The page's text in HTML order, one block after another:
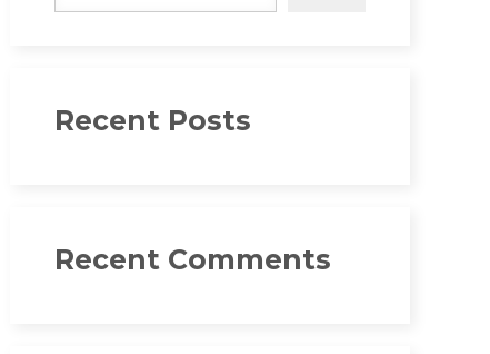
Recent Posts
Recent Comments